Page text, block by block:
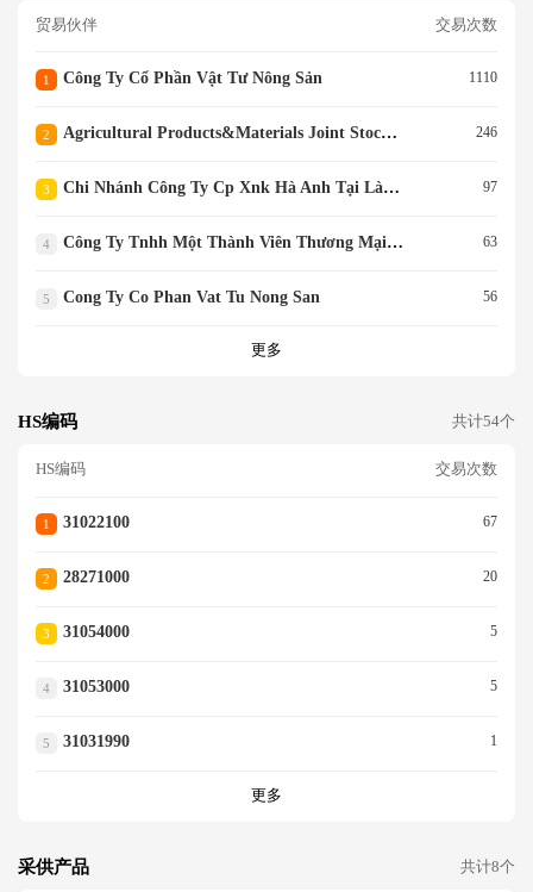
贸易伙伴 交易次数
1 Công Ty Cổ Phần Vật Tư Nông Sản 1110
2 Agricultural Products&materials Joint Stock Co 246
3 Chi Nhánh Công Ty Cp Xnk Hà Anh Tại Lào Cai 97
4 Công Ty Tnhh Một Thành Viên Thương Mại Tú Thanh Hà 63
5 Cong Ty Co Phan Vat Tu Nong San 56
更多
HS编码 共计54个
HS编码 交易次数
1 31022100 67
2 28271000 20
3 31054000 5
4 31053000 5
5 31031990 1
更多
采供产品 共计8个